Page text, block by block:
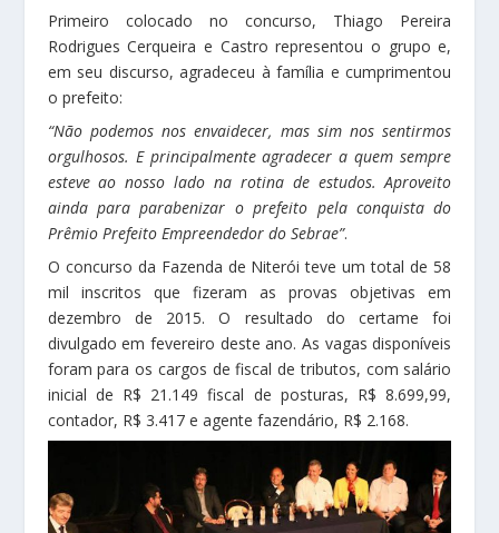
Primeiro colocado no concurso, Thiago Pereira
Rodrigues Cerqueira e Castro representou o grupo e,
em seu discurso, agradeceu à família e cumprimentou
o prefeito:
“Não podemos nos envaidecer, mas sim nos sentirmos
orgulhosos. E principalmente agradecer a quem sempre
esteve ao nosso lado na rotina de estudos. Aproveito
ainda para parabenizar o prefeito pela conquista do
Prêmio Prefeito Empreendedor do Sebrae”.
O concurso da Fazenda de Niterói teve um total de 58
mil inscritos que fizeram as provas objetivas em
dezembro de 2015. O resultado do certame foi
divulgado em fevereiro deste ano. As vagas disponíveis
foram para os cargos de fiscal de tributos, com salário
inicial de R$ 21.149 fiscal de posturas, R$ 8.699,99,
contador, R$ 3.417 e agente fazendário, R$ 2.168.